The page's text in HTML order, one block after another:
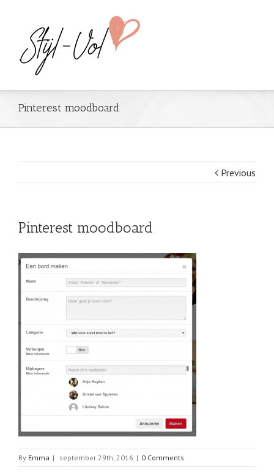
Pinterest moodboard
Previous
Pinterest moodboard
By Emma | september 29th, 2016 | 0 Comments